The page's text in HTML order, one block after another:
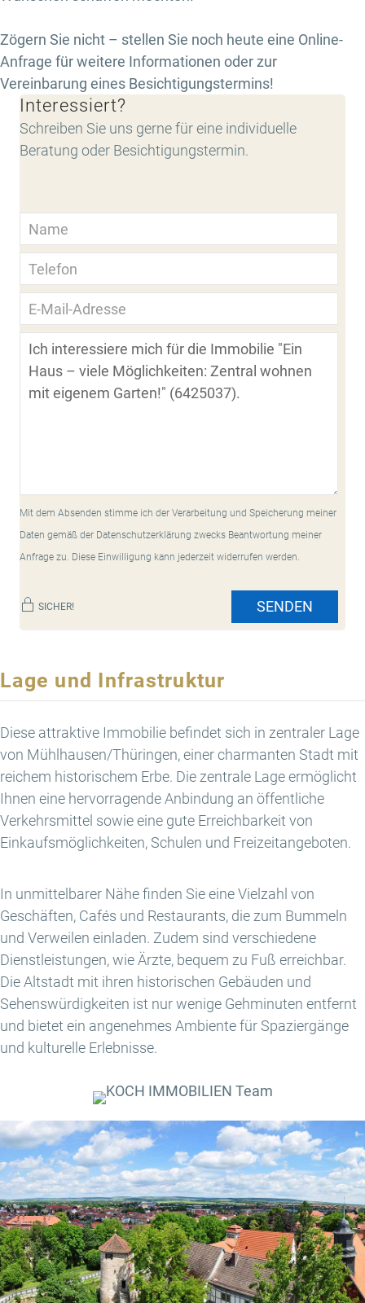
Zögern Sie nicht – stellen Sie noch heute eine Online-
Anfrage für weitere Informationen oder zur
Vereinbarung eines Besichtigungstermins!
Interessiert?
Schreiben Sie uns gerne für eine individuelle
Beratung oder Besichtigungstermin.
Mit dem Absenden stimme ich der Verarbeitung und Speicherung meiner
Daten gemäß der Datenschutzerklärung zwecks Beantwortung meiner
Anfrage zu. Diese Einwilligung kann jederzeit widerrufen werden.
SICHER! SENDEN
Lage und Infrastruktur
Diese attraktive Immobilie befindet sich in zentraler Lage
von Mühlhausen/Thüringen, einer charmanten Stadt mit
reichem historischem Erbe. Die zentrale Lage ermöglicht
Ihnen eine hervorragende Anbindung an öffentliche
Verkehrsmittel sowie eine gute Erreichbarkeit von
Einkaufsmöglichkeiten, Schulen und Freizeitangeboten.
In unmittelbarer Nähe finden Sie eine Vielzahl von
Geschäften, Cafés und Restaurants, die zum Bummeln
und Verweilen einladen. Zudem sind verschiedene
Dienstleistungen, wie Ärzte, bequem zu Fuß erreichbar.
Die Altstadt mit ihren historischen Gebäuden und
Sehenswürdigkeiten ist nur wenige Gehminuten entfernt
und bietet ein angenehmes Ambiente für Spaziergänge
und kulturelle Erlebnisse.